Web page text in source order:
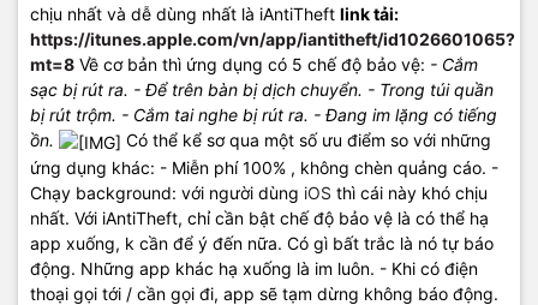
chịu nhất và dễ dùng nhất là iAntiTheft link tải:
https://itunes.apple.com/vn/app/iantitheft/id1026601065?
mt=8 Về cơ bản thì ứng dụng có 5 chế độ bảo vệ: - Cắm
sạc bị rút ra. - Để trên bàn bị dịch chuyển. - Trong túi quần
bị rút trộm. - Cắm tai nghe bị rút ra. - Đang im lặng có tiếng
ồn.
Có thể kể sơ qua một số ưu điểm so với những
ứng dụng khác: - Miễn phí 100% , không chèn quảng cáo. -
Chạy background: với người dùng iOS thì cái này khó chịu
nhất. Với iAntiTheft, chỉ cần bật chế độ bảo vệ là có thể hạ
app xuống, k cần để ý đến nữa. Có gì bất trắc là nó tự báo
động. Những app khác hạ xuống là im luôn. - Khi có điện
thoại gọi tới / cần gọi đi, app sẽ tạm dừng không báo động.